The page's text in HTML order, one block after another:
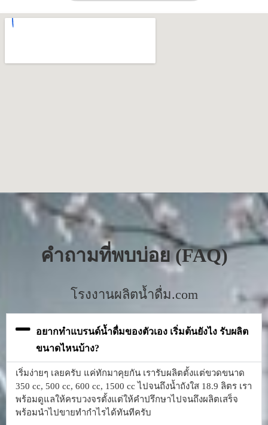
คำถามที่พบบ่อย (FAQ)
โรงงานผลิตน้ำดื่ม.com
อยากทำแบรนด์น้ำดื่มของตัวเอง เริ่มต้นยังไง รับผลิต
ขนาดไหนบ้าง?
เริ่มง่ายๆ เลยครับ แค่ทักมาคุยกัน เรารับผลิตตั้งแต่ขวดขนาด
350 cc, 500 cc, 600 cc, 1500 cc ไปจนถึงน้ำถังใส 18.9 ลิตร เรา
พร้อมดูแลให้ครบวงจรตั้งแต่ให้คำปรึกษาไปจนถึงผลิตเสร็จ
พร้อมนำไปขายทำกำไรได้ทันทีครับ